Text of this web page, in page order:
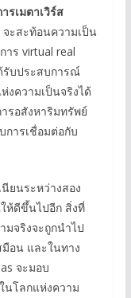
รเมตาเวิร์ส
ะสะท้อนความเป็น
าร virtual real
รับประสบการณ์
งความเป็นจริงได้
รอสังหาริมทรัพย์
การเชื่อมต่อกับ
นียนระหว่างสอง
ห้ดีขึ้นไปอีก สิ่งที่
จริงจะถูกนำไป
อน และในทาง
จะมอบ
นโลกแห่งความ